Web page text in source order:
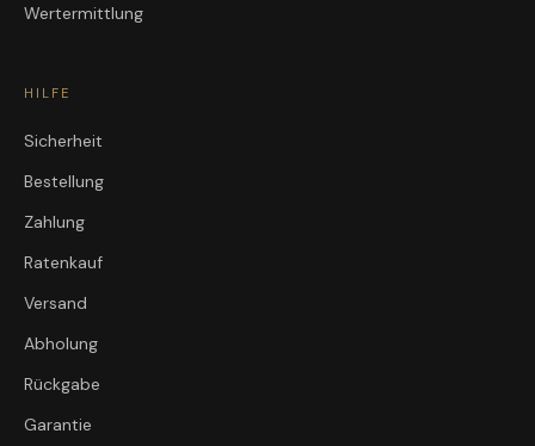
Wertermittlung
HILFE
Sicherheit
Bestellung
Zahlung
Ratenkauf
Versand
Abholung
Rückgabe
Garantie